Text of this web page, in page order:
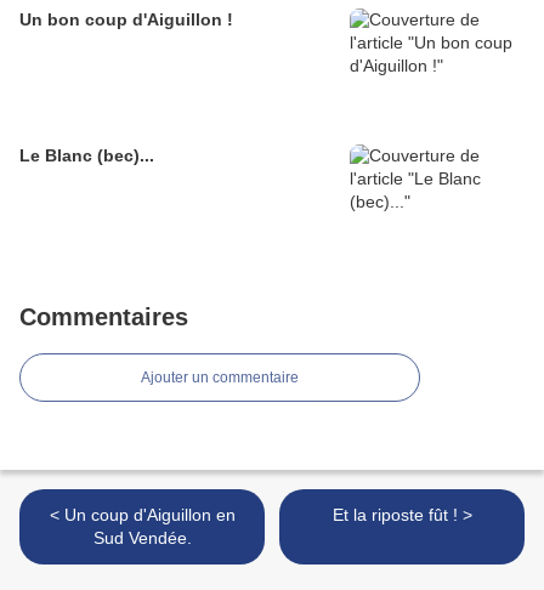
Un bon coup d'Aiguillon !
Le Blanc (bec)...
Commentaires
Ajouter un commentaire
< Un coup d'Aiguillon en
Sud Vendée.
Et la riposte fût ! >